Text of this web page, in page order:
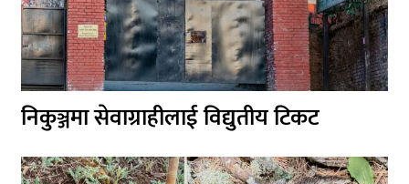
निकुञ्जमा सेवाग्राहीलाई विद्युतीय टिकट